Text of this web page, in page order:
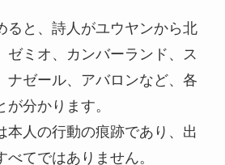
ると、詩人がユウヤンから北
ゼミオ、カンバーランド、ス
ナゼール、アバロンなど、各
分かります。
本人の行動の痕跡であり、出
てではありません。